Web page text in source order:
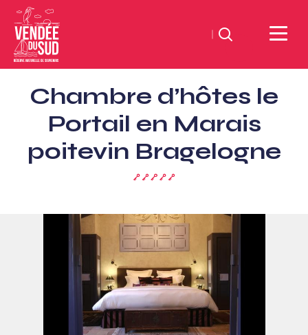
Sud
Vendée
TourismusSüd
Vendée
Küste
Suchen
Chambre d’hôtes le
Portail en Marais
poitevin Bragelogne
5